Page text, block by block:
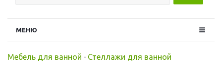
МЕНЮ
Мебель для ванной - Стеллажи для ванной